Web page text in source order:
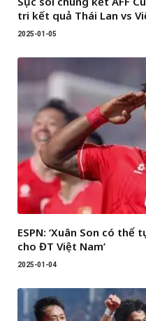
tri kết quả Thái Lan vs
2025-01-05
ESPN: ‘Xuân Son có
cho ĐT Việt Nam’
2025-01-04